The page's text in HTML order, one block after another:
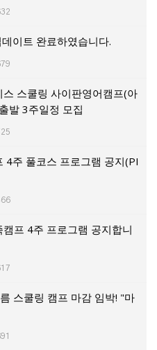
이트 완료하였습니다.
스쿨링 사이판영어캠프(아
발 3주일정 모집
4주 풀코스 프로그램 공지(PI
프 4주 프로그램 공지합니
스쿨링 캠프 마감 임박! "마